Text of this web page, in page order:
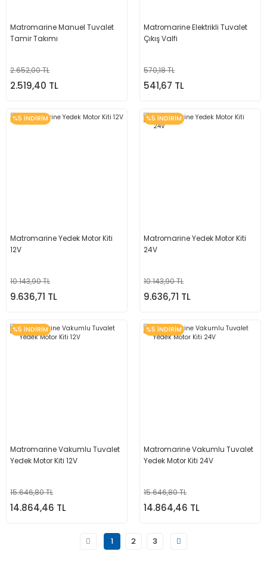
Matromarine Manuel Tuvalet
Tamir Takımı
2.652,00 TL
2.519,40 TL
Matromarine Elektrikli Tuvalet
Çıkış Valfi
570,18 TL
541,67 TL
%5 İNDİRİM
Matromarine Yedek Motor Kiti
12V
10.143,90 TL
9.636,71 TL
%5 İNDİRİM
Matromarine Yedek Motor Kiti
24V
10.143,90 TL
9.636,71 TL
%5 İNDİRİM
Matromarine Vakumlu Tuvalet
Yedek Motor Kiti 12V
15.646,80 TL
14.864,46 TL
%5 İNDİRİM
Matromarine Vakumlu Tuvalet
Yedek Motor Kiti 24V
15.646,80 TL
14.864,46 TL
1 2 3